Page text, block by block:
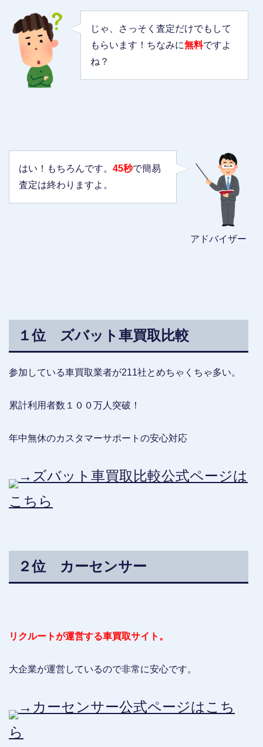
じゃ、さっそく査定だけでもして
もらいます！ちなみに無料ですよ
ね？
アドバイザー
はい！もちろんです。 45秒で簡易
査定は終わりますよ。
１位 ズバット車買取比較
参加している車買取業者が211社とめちゃくちゃ多い。
累計利用者数１００万人突破！
年中無休のカスタマーサポートの安心対応
→ズバット車買取比較公式ページは
こちら
２位 カーセンサー
リクルートが運営する車買取サイト。
大企業が運営しているので非常に安心です。
→カーセンサー公式ページはこち
ら